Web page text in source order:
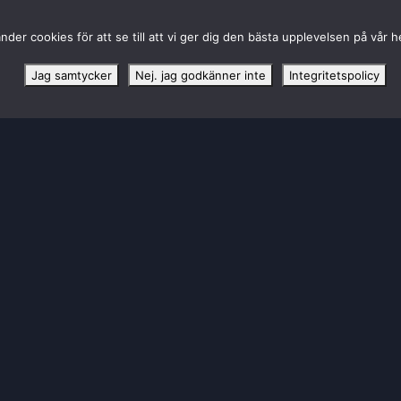
cookies för att se till att vi ger dig den bästa upplevelsen på vår
Jag samtycker Nej. jag godkänner inte Integritetspolicy